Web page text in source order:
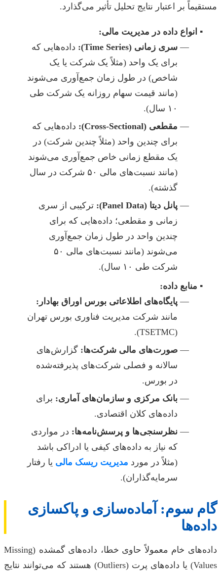
مستقیماً بر اعتبار نتایج تحلیل تأثیر می‌گذارد.
انواع داده در مدیریت مالی:
سری زمانی (Time Series):
داده‌هایی که
برای یک واحد (مثلاً یک شرکت یا یک
شاخص) در طول زمان جمع‌آوری می‌شوند
(مانند قیمت سهام روزانه یک شرکت طی
۱۰ سال).
مقطعی (Cross-Sectional):
داده‌هایی که
برای چندین واحد (مثلاً چندین شرکت) در
یک مقطع زمانی خاص جمع‌آوری می‌شوند
(مانند نسبت‌های مالی ۵۰ شرکت در سال
گذشته).
پانل دیتا (Panel Data):
ترکیبی از سری
زمانی و مقطعی؛ داده‌هایی که برای
چندین واحد در طول زمان جمع‌آوری
می‌شوند (مانند نسبت‌های مالی ۵۰
شرکت طی ۱۰ سال).
منابع داده:
پایگاه‌های اطلاعاتی بورس اوراق بهادار:
مانند شرکت مدیریت فناوری بورس تهران
(TSETMC).
صورت‌های مالی شرکت‌ها: گزارش‌های
سالانه و فصلی شرکت‌های پذیرفته‌شده
در بورس.
بانک مرکزی و سازمان‌های آماری: برای
داده‌های کلان اقتصادی.
نظرسنجی‌ها و پرسش‌نامه‌ها: در مواردی
که نیاز به داده‌های کیفی یا ادراکی باشد
(مثلاً در مورد مدیریت ریسک مالی یا رفتار
سرمایه‌گذاران).
گام سوم: آماده‌سازی و پاکسازی
داده‌ها
داده‌های خام معمولاً حاوی خطا، داده‌های گمشده (Missing
Values) یا داده‌های پرت (Outliers) هستند که می‌توانند نتایج